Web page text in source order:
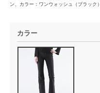
ン、カラー：ワンウォッシュ（ブラック）
カラー